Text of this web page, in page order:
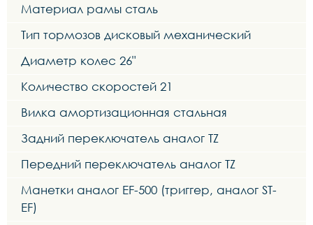
Материал рамы сталь
Тип тормозов дисковый механический
Диаметр колес 26"
Количество скоростей 21
Вилка амортизационная стальная
Задний переключатель аналог TZ
Передний переключатель аналог TZ
Манетки аналог EF-500 (триггер, аналог ST-
EF)